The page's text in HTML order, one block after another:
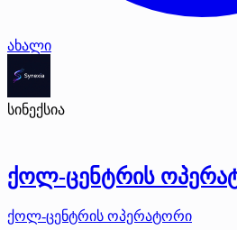
ახალი
სინექსია
ქოლ-ცენტრის
ქოლ-ცენტრის ოპერატორი